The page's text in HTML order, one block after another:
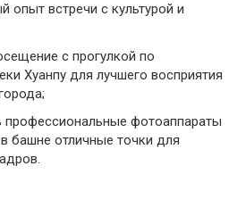
опыт встречи с культурой и
с прогулкой по
Хуанпу для лучшего восприятия
профессиональные фотоаппараты
башне отличные точки для